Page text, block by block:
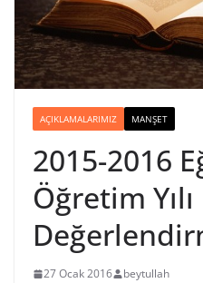
AÇIKLAMALARIMIZ MANŞET
2015-2016
Öğretim
27 Ocak 2016 beytullah